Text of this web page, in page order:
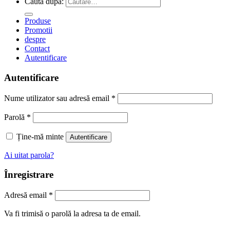
Produse
Promotii
despre
Contact
Autentificare
Autentificare
Nume utilizator sau adresă email *
Parolă *
Ține-mă minte Autentificare
Ai uitat parola?
Înregistrare
Adresă email *
Va fi trimisă o parolă la adresa ta de email.